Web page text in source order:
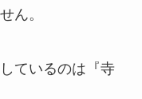
ん。
ているのは『寺